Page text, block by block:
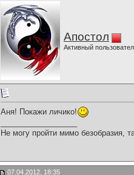
Апостол
Активный
Аня! Покажи личико!
Не могу пройти мимо безобразия,
07.04.2012, 18:35